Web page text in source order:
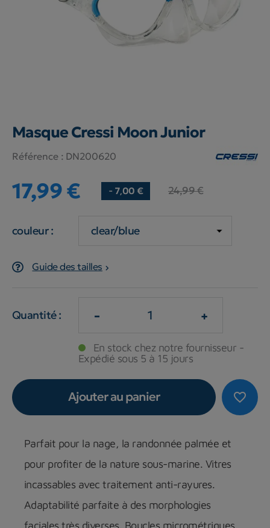
Masque Cressi Moon Junior
Référence : DN200620
17,99 € - 7,00 € 24,99 €
couleur :
Guide des tailles
Quantité : - +
En stock chez notre fournisseur -
Expédié sous 5 à 15 jours
favorite_border
Ajouter au panier
Parfait pour la nage, la randonnée palmée et
pour profiter de la nature sous-marine. Vitres
incassables avec traitement anti-rayures.
Adaptabilité parfaite à des morphologies
faciales très diverses. Boucles micrométriques